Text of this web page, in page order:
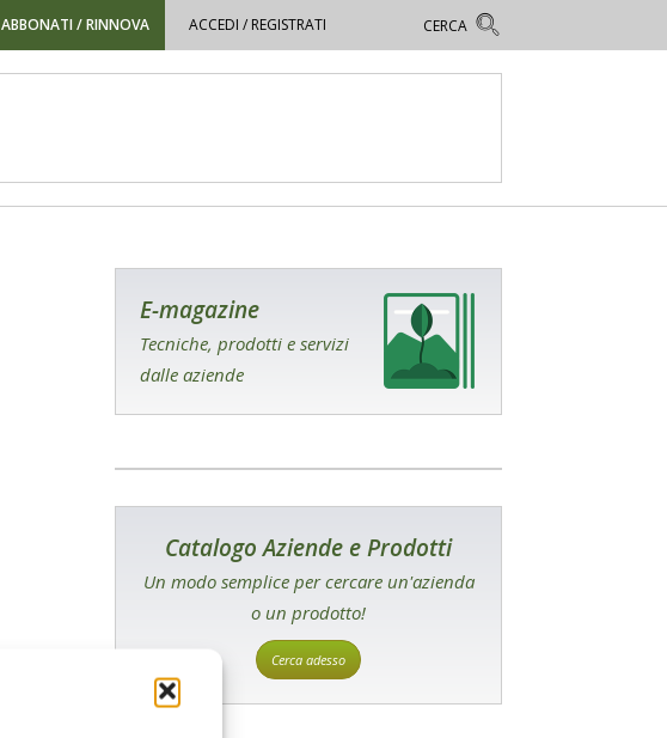
ABBONATI / RINNOVA ACCEDI / REGISTRATI
E-magazine
Tecniche, prodotti e servizi
dalle aziende
Catalogo Aziende e Prodotti
Un modo semplice per cercare un'azienda
o un prodotto!
Cerca adesso